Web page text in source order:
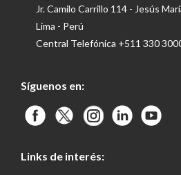
Jr. Camilo Carrillo 114 - Jesús
Lima - Perú
Central Telefónica +511 330
Síguenos en:
Links de interés: